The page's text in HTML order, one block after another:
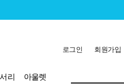
회원가입
로그인
리
아울렛